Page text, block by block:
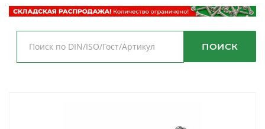
ПОИСК